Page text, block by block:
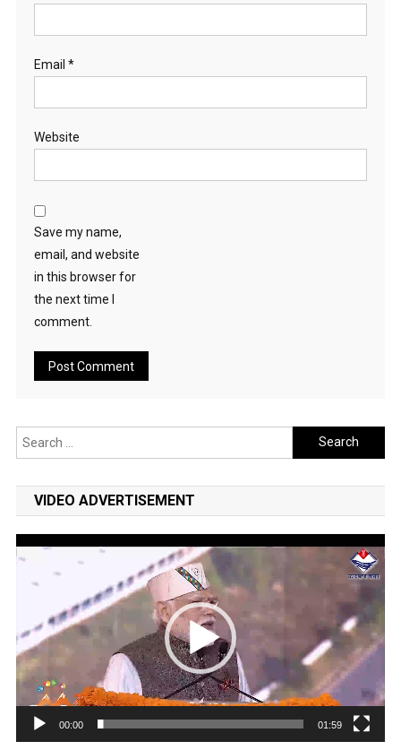
Email *
Website
Save my name,
email, and website
in this browser for
the next time I
comment.
Search
for:
VIDEO ADVERTISEMENT
Video
00:00 01:59